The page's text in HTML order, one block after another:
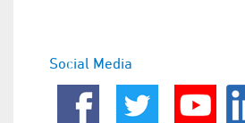
Social Media